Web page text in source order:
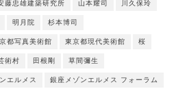
藤忠雄建築研究所 山本耀司 川久保玲
明月院 杉本博司
都写真美術館 東京都現代美術館 桜
術村 田根剛 草間彌生
エルメス 銀座メゾンエルメス フォーラム